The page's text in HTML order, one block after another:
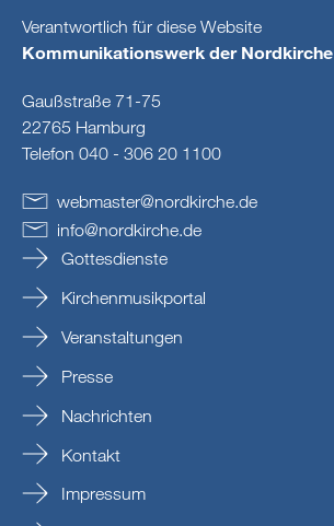
Verantwortlich für diese Website
Kommunikationswerk der Nordkirche
Gaußstraße 71-75
22765 Hamburg
Telefon 040 - 306 20 1100
webmaster@nordkirche.de
info@nordkirche.de
Gottesdienste
Kirchenmusikportal
Veranstaltungen
Presse
Nachrichten
Kontakt
Impressum